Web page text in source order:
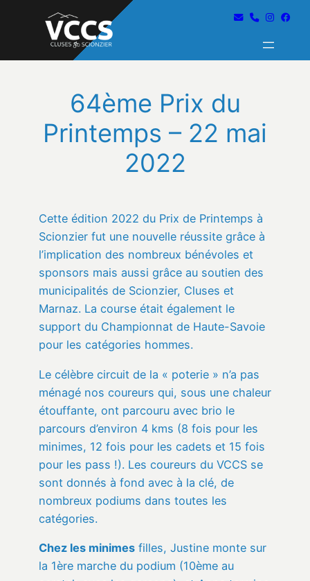
64ème Prix du
Printemps – 22 mai
2022
Cette édition 2022 du Prix de Printemps à
Scionzier fut une nouvelle réussite grâce à
l’implication des nombreux bénévoles et
sponsors mais aussi grâce au soutien des
municipalités de Scionzier, Cluses et
Marnaz. La course était également le
support du Championnat de Haute-Savoie
pour les catégories hommes.
Le célèbre circuit de la « poterie » n’a pas
ménagé nos coureurs qui, sous une chaleur
étouffante, ont parcouru avec brio le
parcours d’environ 4 kms (8 fois pour les
minimes, 12 fois pour les cadets et 15 fois
pour les pass !). Les coureurs du VCCS se
sont donnés à fond avec à la clé, de
nombreux podiums dans toutes les
catégories.
Chez les minimes filles, Justine monte sur
la 1ère marche du podium (10ème au